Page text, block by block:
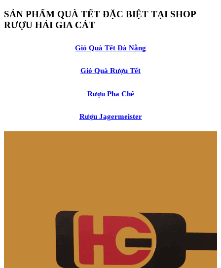
SẢN PHẨM QUÀ TẾT ĐẶC BIỆT TẠI SHOP
RƯỢU HẢI GIA CÁT
Giỏ Quà Tết Đà Nẵng
Giỏ Quà Rượu Tết
Rượu Pha Chế
Rượu Jagermeister